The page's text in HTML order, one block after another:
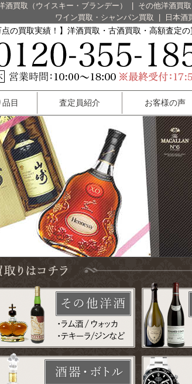
酒買取（ウイスキー・ブランデー）
その他洋酒買
ワイン買取・シャンパン買取
日本酒
点の買取実績！】洋酒買取・古酒買取・高額査定
目 査定員紹介 お客様の声